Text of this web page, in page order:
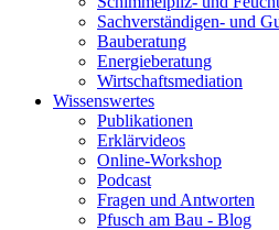
Sachverständigen- und
Bauberatung
Energieberatung
Wirtschaftsmediation
Wissenswertes
Publikationen
Erklärvideos
Online-Workshop
Podcast
Fragen und Antworten
Pfusch am Bau - Blog